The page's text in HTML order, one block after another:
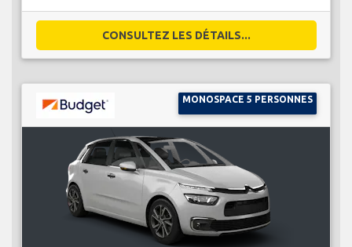
CONSULTEZ LES DÉTAILS...
MONOSPACE 5 PERSONNES